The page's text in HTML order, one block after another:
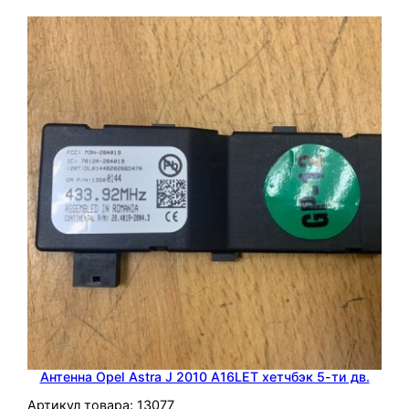
т
о
в
O
p
e
l
I
n
s
i
g
n
i
2Антенна Opel Astra J 2010 A16LET хетчбэк 5-ти дв.
Артикул товара: 13077